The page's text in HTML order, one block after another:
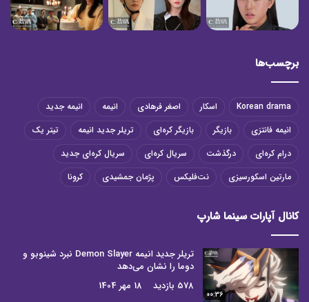
برچسب‌ها
Korean drama اسکار اصغر فرهادی انیمه
انیمه جدید
انیمه فانتزی
بازیگر بازیگر کره‌ای تریلر جدید انیمه
تیتر یک
درام کره‌ای
درگذشت سریال کره‌ای
سریال کره‌ای جدید
مارتین اسکورسیزی
نت‌فلیکس پژمان جمشیدی کرونا
کانال آپارات سینما شارپ
00:36
تریلر جدید انیمه Demon Slayer نبرد شینوبو و
دوما را نشان می‌دهد
578 بازدید
18 مهر 1404